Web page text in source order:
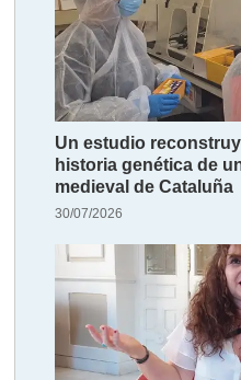
Un estudio
historia genética de
medieval de Cataluña
30/07/2026